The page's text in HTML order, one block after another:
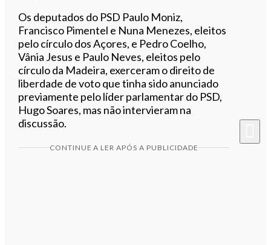
Os deputados do PSD Paulo Moniz,
Francisco Pimentel e Nuna Menezes, eleitos
pelo círculo dos Açores, e Pedro Coelho,
Vânia Jesus e Paulo Neves, eleitos pelo
círculo da Madeira, exerceram o direito de
liberdade de voto que tinha sido anunciado
previamente pelo líder parlamentar do PSD,
Hugo Soares, mas não intervieram na
discussão.
CONTINUE A LER APÓS A PUBLICIDADE